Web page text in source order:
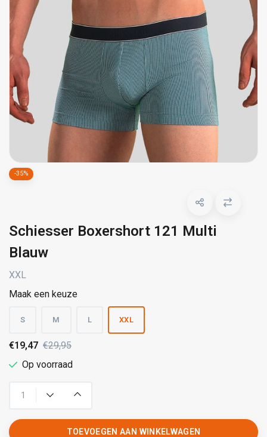
-35%
Schiesser Boxershort 121 Multi
Blauw
XXL
Maak een keuze
S M L XXL
€19,47 €29,95
Op voorraad
TOEVOEGEN AAN WINKELWAGEN